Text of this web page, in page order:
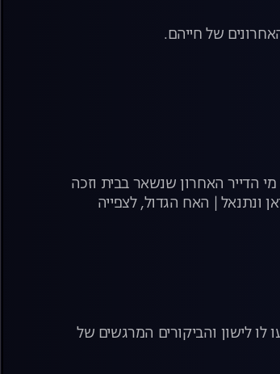
של חייהם.
מי הדייר האחרון שנשאר בבית וזכה
ונתנאל | האח הגדול, לצפייה
לישון והביקורים המרגשים של